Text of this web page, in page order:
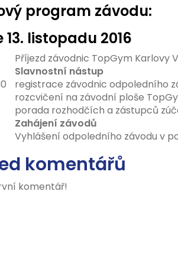
program závodu:
. listopadu 2016
Příjezd závodnic TopGym Karlovy
Slavnostní nástup
registrace závodnic odpoledního
rozcvičení na závodní ploše
porada rozhodčích a zástupců
Zahájení závodů
Vyhlášení odpoledního závodu v
komentářů
komentář!